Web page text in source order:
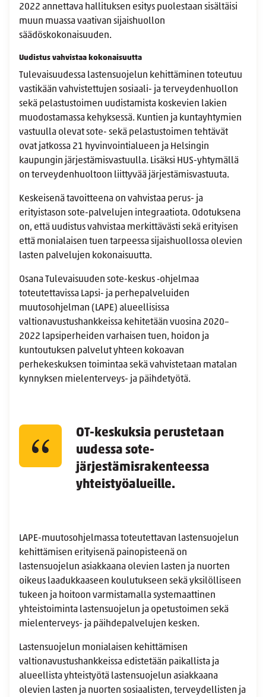
2022 annettava hallituksen esitys puolestaan sisältäisi
muun muassa vaativan sijaishuollon
säädöskokonaisuuden.
Uudistus vahvistaa kokonaisuutta
Tulevaisuudessa lastensuojelun kehittäminen toteutuu
vastikään vahvistettujen sosiaali- ja terveydenhuollon
sekä pelastustoimen uudistamista koskevien lakien
muodostamassa kehyksessä. Kuntien ja kuntayhtymien
vastuulla olevat sote- sekä pelastustoimen tehtävät
ovat jatkossa 21 hyvinvointialueen ja Helsingin
kaupungin järjestämisvastuulla. Lisäksi HUS-yhtymällä
on terveydenhuoltoon liittyvää järjestämisvastuuta.
Keskeisenä tavoitteena on vahvistaa perus- ja
erityistason sote-palvelujen integraatiota. Odotuksena
on, että uudistus vahvistaa merkittävästi sekä erityisen
että monialaisen tuen tarpeessa sijaishuollossa olevien
lasten palvelujen kokonaisuutta.
Osana Tulevaisuuden sote-keskus ‑ohjelmaa
toteutettavissa Lapsi- ja perhepalveluiden
muutosohjelman (LAPE) alueellisissa
valtionavustushankkeissa kehitetään vuosina 2020–
2022 lapsiperheiden varhaisen tuen, hoidon ja
kuntoutuksen palvelut yhteen kokoavan
perhekeskuksen toimintaa sekä vahvistetaan matalan
kynnyksen mielenterveys- ja päihdetyötä.
OT-keskuksia perustetaan
uudessa sote-
järjestämisrakenteessa
yhteistyöalueille.
LAPE-muutosohjelmassa toteutettavan lastensuojelun
kehittämisen erityisenä painopisteenä on
lastensuojelun asiakkaana olevien lasten ja nuorten
oikeus laadukkaaseen koulutukseen sekä yksilölliseen
tukeen ja hoitoon varmistamalla systemaattinen
yhteistoiminta lastensuojelun ja opetustoimen sekä
mielenterveys- ja päihdepalvelujen kesken.
Lastensuojelun monialaisen kehittämisen
valtionavustushankkeissa edistetään paikallista ja
alueellista yhteistyötä lastensuojelun asiakkaana
olevien lasten ja nuorten sosiaalisten, terveydellisten ja